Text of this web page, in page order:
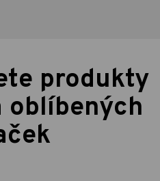
produkty
oblíbených